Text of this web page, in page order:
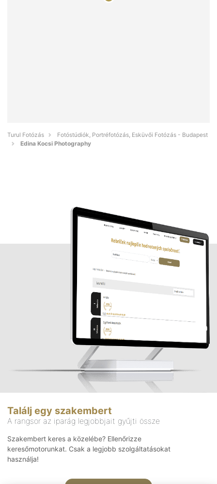
Turul Fotózás
Fotóstúdiók, Portréfotózás, Esküvői Fotózás - Budapest
Edina Kocsi Photography
Találj egy szakembert
A rangsor az iparág legjobbjait gyűjti össze
Szakembert keres a közelébe? Ellenőrizze
keresőmotorunkat. Csak a legjobb szolgáltatásokat
használja!